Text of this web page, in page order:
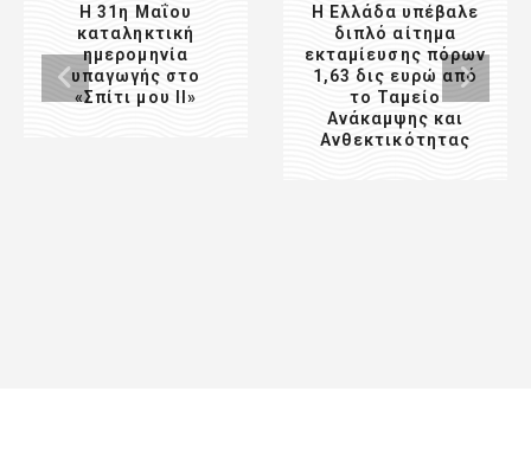
Η 31η Μαΐου
καταληκτική
ημερομηνία
υπαγωγής στο
«Σπίτι μου ΙΙ»
Η Ελλάδα υπέβαλε
διπλό αίτημα
εκταμίευσης πόρων
1,63 δις ευρώ από
το Ταμείο
Ανάκαμψης και
Ανθεκτικότητας